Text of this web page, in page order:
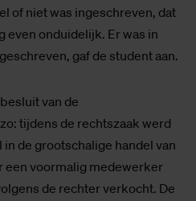
of niet was ingeschreven, dat
even onduidelijk. Er was in
gaf de student aan.
van de
tijdens de rechtszaak werd
de grootschalige handel van
een voormalig medewerker
de rechter verkocht. De